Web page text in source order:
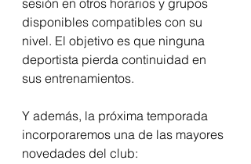
disponibles compatibles con su
nivel. El objetivo es que ninguna
deportista pierda continuidad en
sus entrenamientos.
Y además, la próxima temporada
incorporaremos una de las mayores
novedades del club: